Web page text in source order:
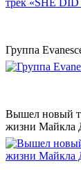
Группа
Вышел новый
жизни Майкла